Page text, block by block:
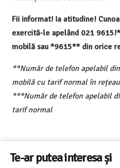
Fii informat! Ia atitudine!
exercită-le apelând 021
mobilă sau *9615** din orice
**Număr de telefon apelabil
mobilă cu tarif normal în
***Număr de telefon apelabil
tarif normal
Te-ar putea interesa și